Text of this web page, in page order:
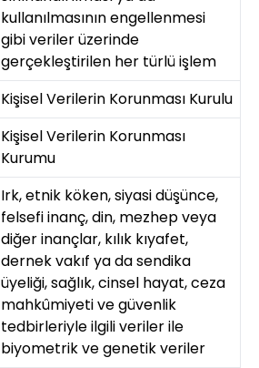
kullanılmasının engellenmesi
gibi veriler üzerinde
gerçekleştirilen her türlü işlem
Kişisel Verilerin Korunması Kurulu
Kişisel Verilerin Korunması
Kurumu
Irk, etnik köken, siyasi düşünce,
felsefi inanç, din, mezhep veya
diğer inançlar, kılık kıyafet,
dernek vakıf ya da sendika
üyeliği, sağlık, cinsel hayat, ceza
mahkûmiyeti ve güvenlik
tedbirleriyle ilgili veriler ile
biyometrik ve genetik veriler